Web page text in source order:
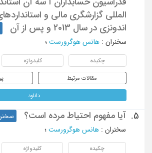
المللی گزارشگری مالی و
اندونزی در سال 2013 و پس از آن
سخنران : هانس هوگرورست ؛
چکیده کلیدواژه
مقالات مرتبط
دانلود
5. آیا مفهوم احتیاط مرده است؟
سخنران : هانس هوگرورست ؛
چکیده کلیدواژه